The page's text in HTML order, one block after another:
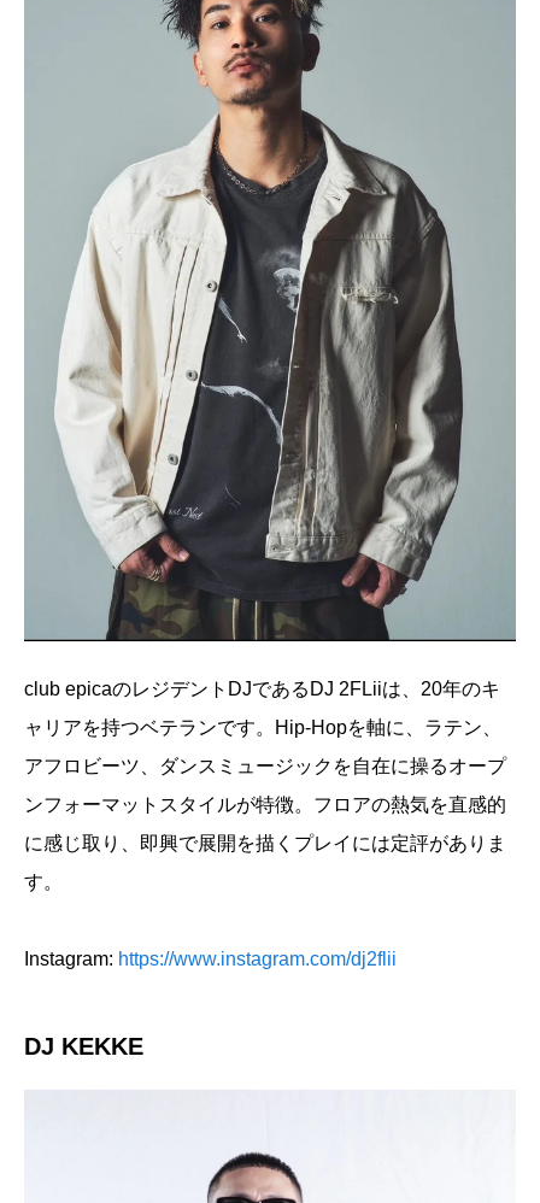
club epicaのレジデントDJであるDJ 2FLiiは、20年のキ
ャリアを持つベテランです。Hip-Hopを軸に、ラテン、
アフロビーツ、ダンスミュージックを自在に操るオープ
ンフォーマットスタイルが特徴。フロアの熱気を直感的
に感じ取り、即興で展開を描くプレイには定評がありま
す。
Instagram: https://www.instagram.com/dj2flii
DJ KEKKE